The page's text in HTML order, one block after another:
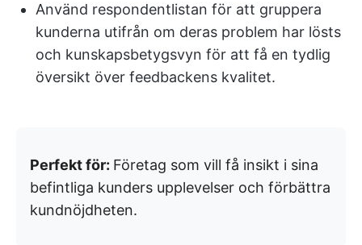
Använd respondentlistan för att gruppera
kunderna utifrån om deras problem har lösts
och kunskapsbetygsvyn för att få en tydlig
översikt över feedbackens kvalitet.
Perfekt för: Företag som vill få insikt i sina
befintliga kunders upplevelser och förbättra
kundnöjdheten.